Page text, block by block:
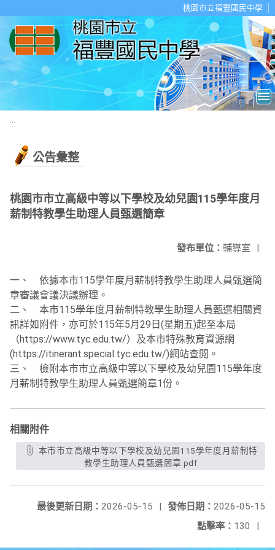
桃園市立福豐國民中學
:::
公告彙整
桃園市市立高級中等以下學校及幼兒園115學年度月
薪制特教學生助理人員甄選簡章
發布單位： 輔導室 |
一、 依據本市115學年度月薪制特教學生助理人員甄選簡
章審議會議決議辦理。
二、 本市115學年度月薪制特教學生助理人員甄選相關資
訊詳如附件，亦可於115年5月29日(星期五)起至本局
（https://www.tyc.edu.tw/）及本市特殊教育資源網
(https://itinerant.special.tyc.edu.tw/)網站查閱。
三、 檢附本市市立高級中等以下學校及幼兒園115學年度
月薪制特教學生助理人員甄選簡章1份。
相關附件
教學生助理人員甄選簡章.pdf
發佈日期： 2026-05-15
最後更新日期： 2026-05-15
|
點擊率： 130 |